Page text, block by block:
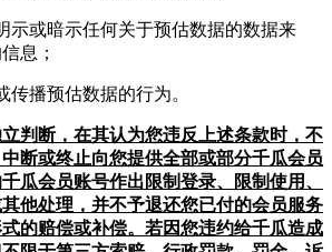
示或暗示任何关于预估数据的数据来
息；
传播预估数据的行为。
判断，在其认为您违反上述条款时，不
断或终止向您提供全部或部分千瓜会员
瓜会员账号作出限制登录、限制使用、
他处理，并不予退还您已付的会员服务
的赔偿或补偿。若因您违约给千瓜造成